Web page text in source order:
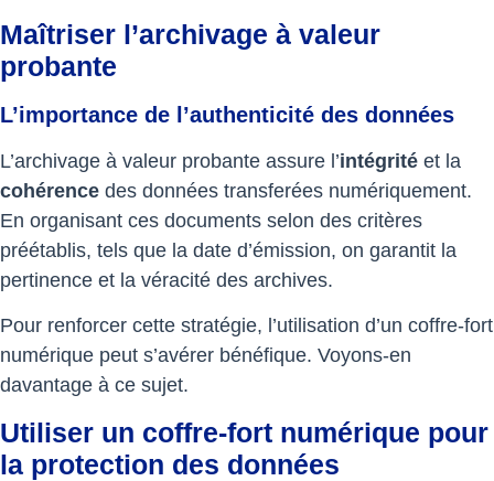
Maîtriser l’archivage à valeur
probante
L’importance de l’authenticité des données
L’archivage à valeur probante assure l’intégrité et la
cohérence des données transferées numériquement.
En organisant ces documents selon des critères
préétablis, tels que la date d’émission, on garantit la
pertinence et la véracité des archives.
Pour renforcer cette stratégie, l’utilisation d’un coffre-fort
numérique peut s’avérer bénéfique. Voyons-en
davantage à ce sujet.
Utiliser un coffre-fort numérique pour
la protection des données